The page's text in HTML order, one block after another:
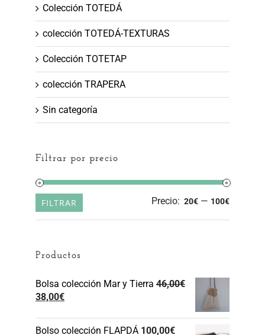
Colección TOTEDÁ
colección TOTEDÁ-TEXTURAS
Colección TOTETAP
colección TRAPERA
Sin categoría
Filtrar por precio
Precio
Precio
FILTRAR Precio: 20€ — 100€
Productos
Bolsa colección Mar y Tierra 46,00€
El
original
38,00€El
actual
Bolso colección FLAPDÁ 100,00€